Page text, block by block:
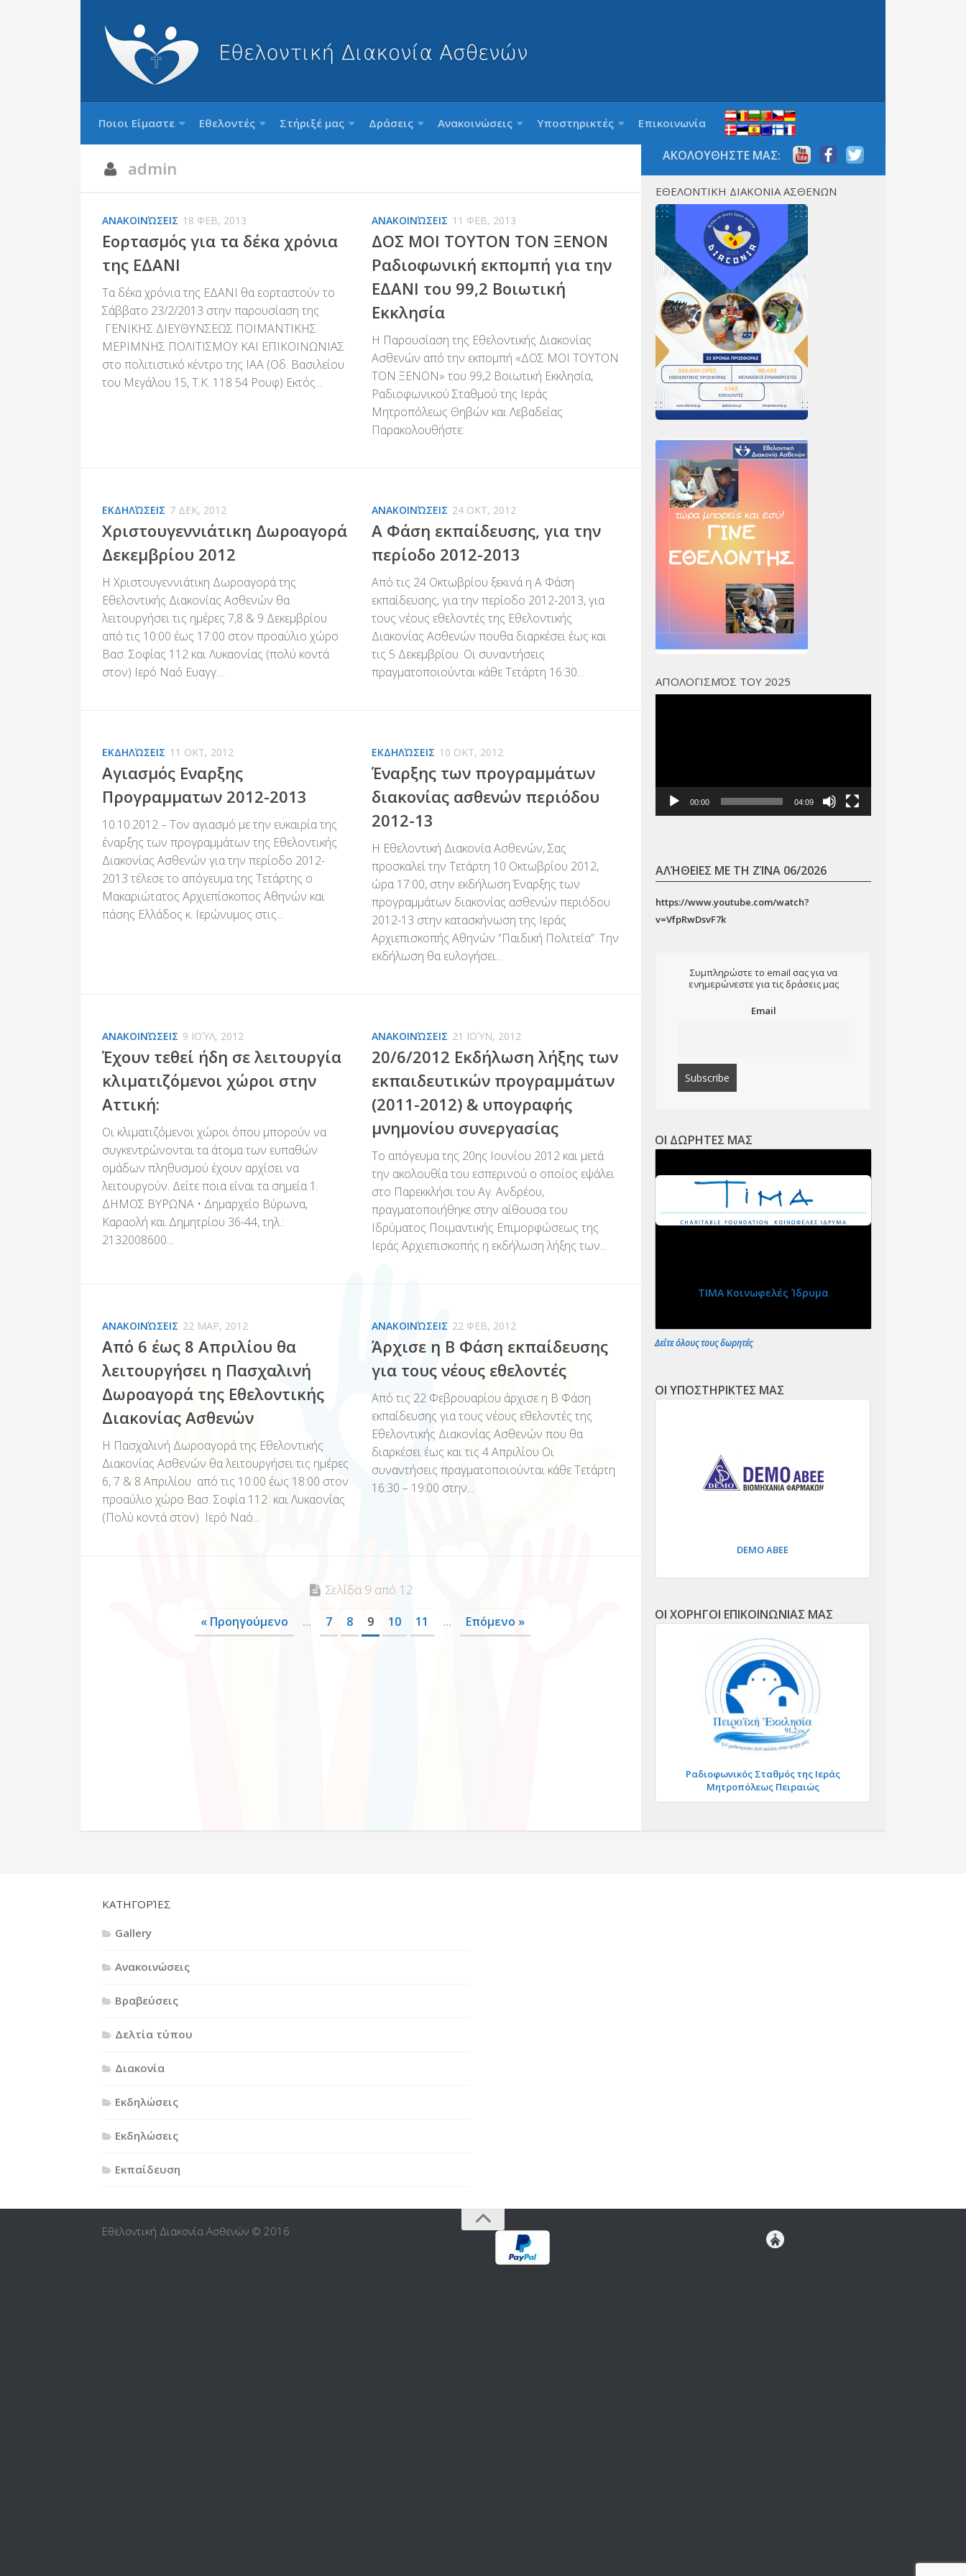
Ποιοι Είμαστε Εθελοντές Στήριξέ μας Δράσεις Ανακοινώσεις Υποστηρικτές Επικοινωνία
admin
ΑΝΑΚΟΙΝΏΣΕΙΣ 18 ΦΕΒ, 2013
Εορτασμός για τα δέκα χρόνια
της ΕΔΑΝΙ
Τα δέκα χρόνια της ΕΔΑΝΙ θα εορταστούν το
Σάββατο 23/2/2013 στην παρουσίαση της
ΓΕΝΙΚΗΣ ΔΙΕΥΘΥΝΣΕΩΣ ΠΟΙΜΑΝΤΙΚΗΣ
ΜΕΡΙΜΝΗΣ ΠΟΛΙΤΙΣΜΟΥ ΚΑΙ ΕΠΙΚΟΙΝΩΝΙΑΣ
στο πολιτιστικό κέντρο της ΙΑΑ (Οδ. Βασιλείου
του Μεγάλου 15, Τ.Κ. 118 54 Ρουφ) Εκτός...
ΑΝΑΚΟΙΝΏΣΕΙΣ 11 ΦΕΒ, 2013
ΔΟΣ ΜΟΙ ΤΟΥΤΟΝ ΤΟΝ ΞΕΝΟΝ
Ραδιοφωνική εκπομπή για την
ΕΔΑΝΙ του 99,2 Βοιωτική
Εκκλησία
Η Παρουσίαση της Εθελοντικής Διακονίας
Ασθενών από την εκπομπή «ΔΟΣ ΜΟΙ ΤΟΥΤΟΝ
ΤΟΝ ΞΕΝΟΝ» του 99,2 Βοιωτική Εκκλησία,
Ραδιοφωνικού Σταθμού της Ιεράς
Μητροπόλεως Θηβών και Λεβαδείας
Παρακολουθήστε:
ΕΚΔΗΛΏΣΕΙΣ 7 ΔΕΚ, 2012
Χριστουγεννιάτικη Δωροαγορά
Δεκεμβρίου 2012
Η Χριστουγεννιάτικη Δωροαγορά της
Εθελοντικής Διακονίας Ασθενών θα
λειτουργήσει τις ημέρες 7,8 & 9 Δεκεμβρίου
από τις 10:00 έως 17:00 στον προαύλιο χώρο
Βασ. Σοφίας 112 και Λυκαονίας (πολύ κοντά
στον) Ιερό Ναό Ευαγγ....
ΑΝΑΚΟΙΝΏΣΕΙΣ 24 ΟΚΤ, 2012
Α Φάση εκπαίδευσης, για την
περίοδο 2012-2013
Από τις 24 Οκτωβρίου ξεκινά η Α Φάση
εκπαίδευσης, για την περίοδο 2012-2013, για
τους νέους εθελοντές της Εθελοντικής
Διακονίας Ασθενών πουθα διαρκέσει έως και
τις 5 Δεκεμβρίου. Οι συναντήσεις
πραγματοποιούνται κάθε Τετάρτη 16:30...
ΕΚΔΗΛΏΣΕΙΣ 11 ΟΚΤ, 2012
Αγιασμός Εναρξης
Προγραμματων 2012-2013
10.10.2012 – Τον αγιασμό με την ευκαιρία της
έναρξης των προγραμμάτων της Εθελοντικής
Διακονίας Ασθενών για την περίοδο 2012-
2013 τέλεσε το απόγευμα της Τετάρτης ο
Μακαριώτατος Αρχιεπίσκοπος Αθηνών και
πάσης Ελλάδος κ. Ιερώνυμος στις...
ΕΚΔΗΛΏΣΕΙΣ 10 ΟΚΤ, 2012
Έναρξης των προγραμμάτων
διακονίας ασθενών περιόδου
2012-13
Η Εθελοντική Διακονία Ασθενών, Σας
προσκαλεί την Τετάρτη 10 Οκτωβρίου 2012,
ώρα 17:00, στην εκδήλωση Έναρξης των
προγραμμάτων διακονίας ασθενών περιόδου
2012-13 στην κατασκήνωση της Ιεράς
Αρχιεπισκοπής Αθηνών “Παιδική Πολιτεία”. Την
εκδήλωση θα ευλογήσει...
ΑΝΑΚΟΙΝΏΣΕΙΣ 9 ΙΟΎΛ, 2012
Έχουν τεθεί ήδη σε λειτουργία
κλιματιζόμενοι χώροι στην
Αττική:
Οι κλιματιζόμενοι χώροι όπου μπορούν να
συγκεντρώνονται τα άτομα των ευπαθών
ομάδων πληθυσμού έχουν αρχίσει να
λειτουργούν. Δείτε ποια είναι τα σημεία 1.
ΔΗΜΟΣ ΒΥΡΩΝΑ • Δημαρχείο Βύρωνα,
Καραολή και Δημητρίου 36-44, τηλ.:
2132008600...
ΑΝΑΚΟΙΝΏΣΕΙΣ 21 ΙΟΎΝ, 2012
20/6/2012 Εκδήλωση λήξης των
εκπαιδευτικών προγραμμάτων
(2011-2012) & υπογραφής
μνημονίου συνεργασίας
Το απόγευμα της 20ης Ιουνίου 2012 και μετά
την ακολουθία του εσπερινού ο οποίος εψάλει
στο Παρεκκλήσι του Αγ. Ανδρέου,
πραγματοποιήθηκε στην αίθουσα του
Ιδρύματος Ποιμαντικής Επιμορφώσεως της
Ιεράς Αρχιεπισκοπής η εκδήλωση λήξης των...
ΑΝΑΚΟΙΝΏΣΕΙΣ 22 ΜΑΡ, 2012
Από 6 έως 8 Απριλίου θα
λειτουργήσει η Πασχαλινή
Δωροαγορά της Εθελοντικής
Διακονίας Ασθενών
Η Πασχαλινή Δωροαγορά της Εθελοντικής
Διακονίας Ασθενών θα λειτουργήσει τις ημέρες
6, 7 & 8 Απριλίου από τις 10:00 έως 18:00 στον
προαύλιο χώρο Βασ. Σοφία 112 και Λυκαονίας
(Πολύ κοντά στον) Ιερό Ναό...
ΑΝΑΚΟΙΝΏΣΕΙΣ 22 ΦΕΒ, 2012
Άρχισε η Β Φάση εκπαίδευσης
για τους νέους εθελοντές
Από τις 22 Φεβρουαρίου άρχισε η Β Φάση
εκπαίδευσης για τους νέους εθελοντές της
Εθελοντικής Διακονίας Ασθενών που θα
διαρκέσει έως και τις 4 Απριλίου Οι
συναντήσεις πραγματοποιούνται κάθε Τετάρτη
16:30 – 19:00 στην...
Σελίδα 9 από 12
« Προηγούμενο ... 7 8 9 10 11 ... Επόμενο »
ΑΚΟΛΟΥΘΗΣΤΕ ΜΑΣ:
ΕΘΕΛΟΝΤΙΚΗ ΔΙΑΚΟΝΙΑ ΑΣΘΕΝΩΝ
ΑΠΟΛΟΓΙΣΜΌΣ ΤΟΥ 2025
00:00 04:09
ΑΛΉΘΕΙΕΣ ΜΕ ΤΗ ΖΊΝΑ 06/2026
https://www.youtube.com/watch?
v=VfpRwDsvF7k
Συμπληρώστε το email σας για να
ενημερώνεστε για τις δράσεις μας
Email
ΟΙ ΔΩΡΗΤΕΣ ΜΑΣ
ΤΙΜΑ Κοινωφελές Ίδρυμα
Δείτε όλους τους δωρητές
ΟΙ ΥΠΟΣΤΗΡΙΚΤΕΣ ΜΑΣ
DEMO ΑΒΕΕ
ΟΙ ΧΟΡΗΓΟΙ ΕΠΙΚΟΙΝΩΝΙΑΣ ΜΑΣ
Ραδιοφωνικός Σταθμός της Ιεράς
Μητροπόλεως Πειραιώς
KΑΤΗΓΟΡΊΕΣ
Gallery
Ανακοινώσεις
Βραβεύσεις
Δελτία τύπου
Διακονία
Εκδηλώσεις
Εκδηλώσεις
Εκπαίδευση
Εθελοντική Διακονία Ασθενών © 2016